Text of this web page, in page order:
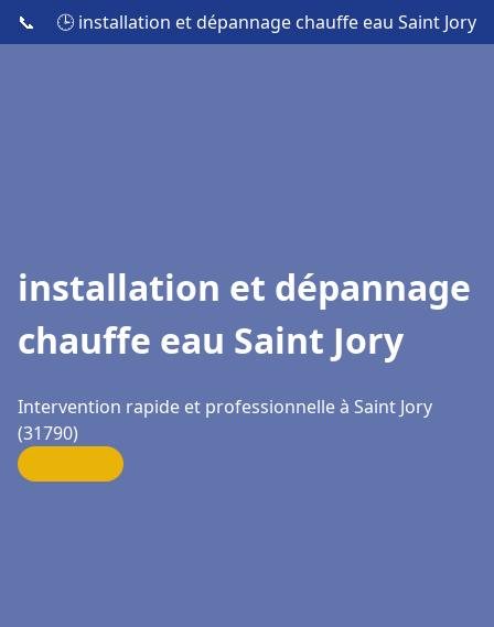
📞 🕒 installation et dépannage chauffe eau Saint Jory
installation et dépannage
chauffe eau Saint Jory
Intervention rapide et professionnelle à Saint Jory
(31790)